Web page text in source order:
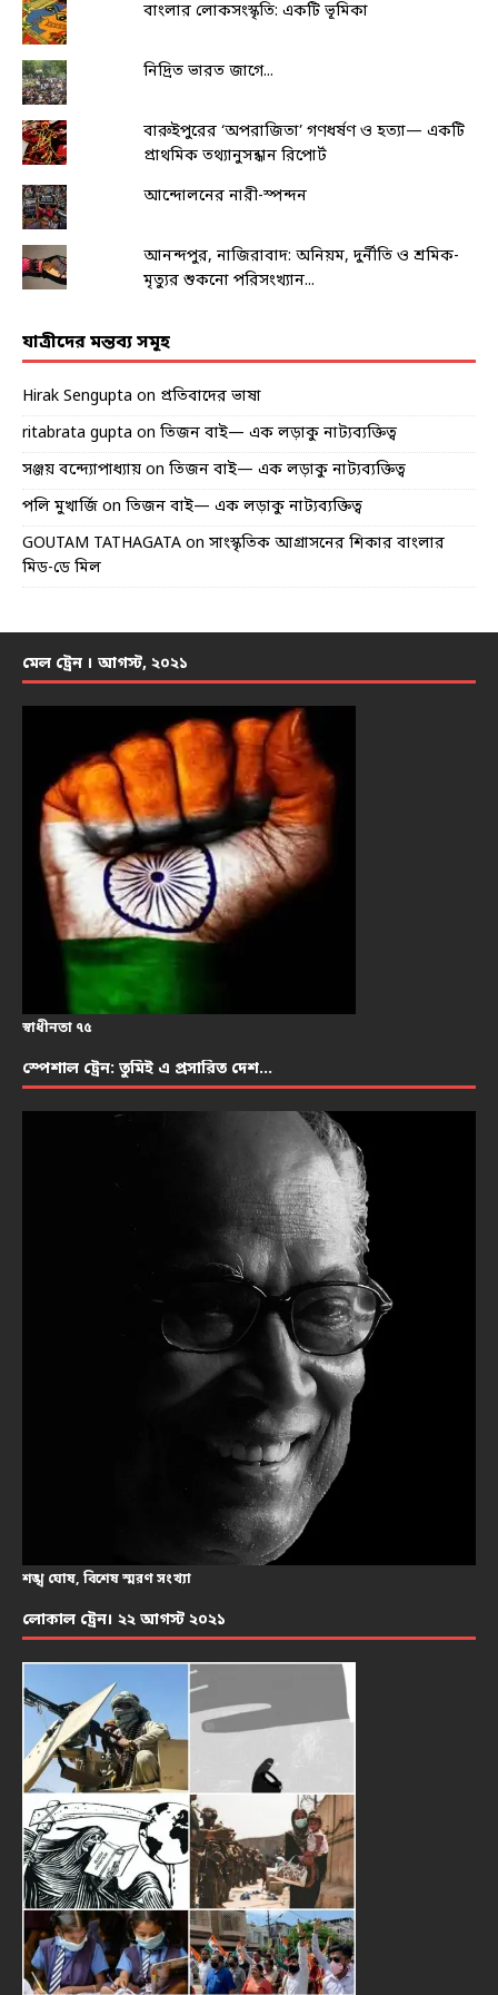
বাংলার লোকসংস্কৃতি: একটি ভূমিকা
নিদ্রিত ভারত জাগে...
বারুইপুরের ‘অপরাজিতা’ গণধর্ষণ ও হত্যা— একটি
প্রাথমিক তথ্যানুসন্ধান রিপোর্ট
আন্দোলনের নারী-স্পন্দন
আনন্দপুর, নাজিরাবাদ: অনিয়ম, দুর্নীতি ও শ্রমিক-
মৃত্যুর শুকনো পরিসংখ্যান...
যাত্রীদের মন্তব্য সমূহ
Hirak Sengupta on প্রতিবাদের ভাষা
ritabrata gupta on তিজন বাই— এক লড়াকু নাট্যব্যক্তিত্ব
সঞ্জয় বন্দ্যোপাধ্যায় on তিজন বাই— এক লড়াকু নাট্যব্যক্তিত্ব
পলি মুখার্জি on তিজন বাই— এক লড়াকু নাট্যব্যক্তিত্ব
GOUTAM TATHAGATA on সাংস্কৃতিক আগ্রাসনের শিকার বাংলার
মিড-ডে মিল
মেল ট্রেন । আগস্ট, ২০২১
স্বাধীনতা ৭৫
স্পেশাল ট্রেন: তুমিই এ প্রসারিত দেশ…
শঙ্খ ঘোষ, বিশেষ স্মরণ সংখ্যা
লোকাল ট্রেন। ২২ আগস্ট ২০২১